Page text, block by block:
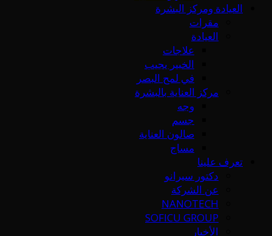
العيادة ومركز البشرة
مقرات
العيادة
علاجات
الخبير يجيب
في لمح البصر
مركز العناية بالبشرة
وجه
جسم
صالون العناية
مساج
تعرف علينا
دكتور سيرانو
عن الشركة
NANOTECH
SOFICU GROUP
الأخبار